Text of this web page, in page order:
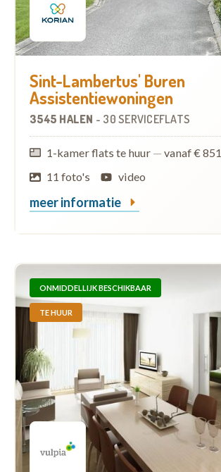
Sint-Lambertus' Buren
Assistentiewoningen
3545 HALEN - 30 SERVICEFLATS
1-kamer flats te huur — vanaf € 851
11 foto's video
meer informatie
ONMIDDELLIJK BESCHIKBAAR
TE HUUR